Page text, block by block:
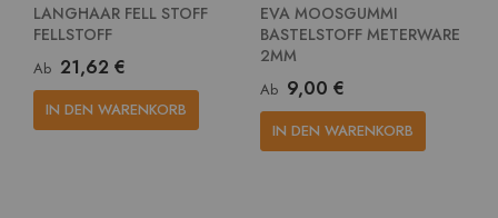
LANGHAAR FELL STOFF
FELLSTOFF
Ab 21,62 €
IN DEN WARENKORB
EVA MOOSGUMMI
BASTELSTOFF METERWARE
2MM
Ab 9,00 €
IN DEN WARENKORB